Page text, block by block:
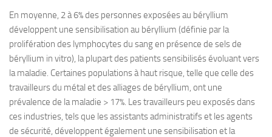
En moyenne, 2 à 6% des personnes exposées au béryllium
développent une sensibilisation au béryllium (définie par la
prolifération des lymphocytes du sang en présence de sels de
béryllium in vitro), la plupart des patients sensibilisés évoluant vers
la maladie. Certaines populations à haut risque, telle que celle des
travailleurs du métal et des alliages de béryllium, ont une
prévalence de la maladie > 17%. Les travailleurs peu exposés dans
ces industries, tels que les assistants administratifs et les agents
de sécurité, développent également une sensibilisation et la